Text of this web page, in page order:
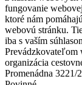
fungovanie
ktoré nám
webovú stránku.
iba s vaším
Prevádzkovateľom
organizácia
Promenádna